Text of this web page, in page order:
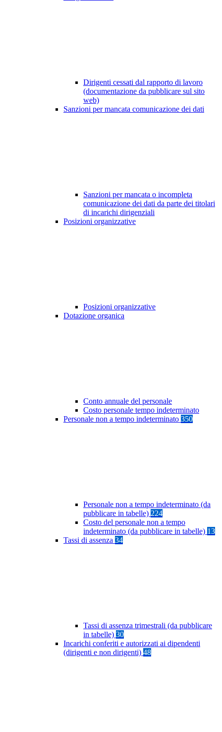
Dirigenti cessati dal rapporto di lavoro
(documentazione da pubblicare sul sito
web)
Sanzioni per mancata comunicazione dei dati
Sanzioni per mancata o incompleta
comunicazione dei dati da parte dei titolari
di incarichi dirigenziali
Posizioni organizzative
Posizioni organizzative
Dotazione organica
Conto annuale del personale
Costo personale tempo indeterminato
Personale non a tempo indeterminato 350
Personale non a tempo indeterminato (da
pubblicare in tabelle) 224
Costo del personale non a tempo
indeterminato (da pubblicare in tabelle) 13
Tassi di assenza 34
Tassi di assenza trimestrali (da pubblicare
in tabelle) 30
Incarichi conferiti e autorizzati ai dipendenti
(dirigenti e non dirigenti) 48